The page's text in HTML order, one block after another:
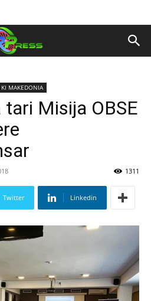
KI MAKEDONIA
Misija OBSE
1311
Twitter Linkedin